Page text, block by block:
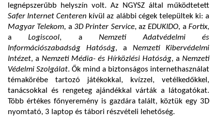
legnépszerűbb helyszín volt. Az NGYSZ által működtetett
Safer Internet Centeren kívül az alábbi cégek települtek ki: a
Magyar Telekom, a 3D Printer Service, azEDUKIDO, aFortix,
aLogiscool, aNemzeti Adatvédelmi és
Információszabadság Hatóság, a Nemzeti Kibervédelmi
Intézet, a Nemzeti Média- és Hírközlési Hatóság, a Nemzeti
Védelmi Szolgálat. Ők mind a biztonságos internethasználat
témakörébe tartozó játékokkal, kvízzel, vetélkedőkkel,
tanácsokkal és rengeteg ajándékkal várták a látogatókat.
Több értékes főnyeremény is gazdára talált, köztük egy 3D
nyomtató, 3 laptop és tábori részvételi lehetőség.